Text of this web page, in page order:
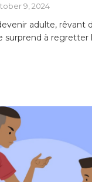
9, 2024
adulte, rêvant
surprend à regretter